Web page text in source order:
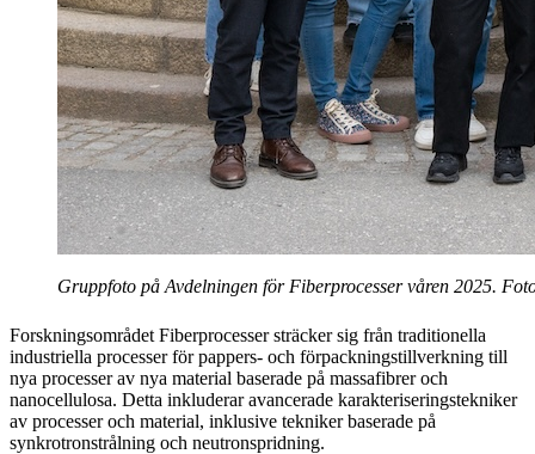
Gruppfoto på Avdelningen för Fiberprocesser våren 2025.
Forskningsområdet Fiberprocesser sträcker sig från traditionella
industriella processer för pappers- och förpackningstillverkning till
nya processer av nya material baserade på massafibrer och
nanocellulosa. Detta inkluderar avancerade karakteriseringstekniker
av processer och material, inklusive tekniker baserade på
synkrotronstrålning och neutronspridning.